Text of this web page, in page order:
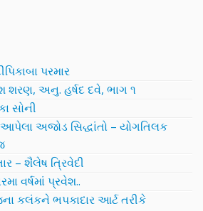
પરમાર
શરણ, અનુ. હર્ષદ દવે, ભાગ ૧
સોની
અજોડ સિદ્ધાંતો – યોગતિલક
– શૈલેષ ત્રિવેદી
વર્ષમાં પ્રવેશ..
કલંકને ભપકાદાર આર્ટ તરીકે